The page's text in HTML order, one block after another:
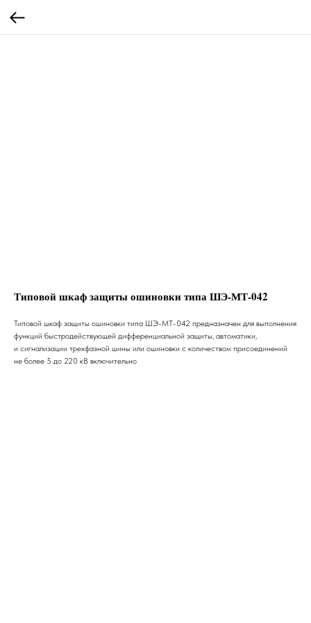
Типовой шкаф защиты ошиновки типа ШЭ-МТ-042
Типовой шкаф защиты ошиновки типа ШЭ-МТ-042 предназначен для выполнения
функций быстродействующей дифференциальной защиты, автоматики,
и сигнализации трехфазной шины или ошиновки с количеством присоединений
не более 5 до 220 кВ включительно